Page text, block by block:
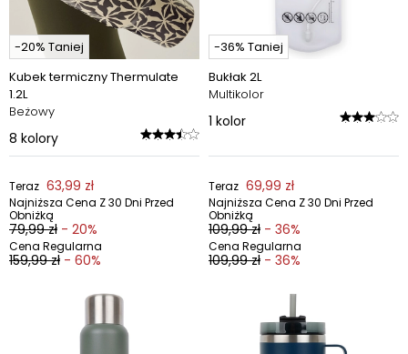
-20% Taniej
Kubek termiczny Thermulate
1.2L
Beżowy
8 kolory
Teraz 63,99 zł
Najniższa Cena Z 30 Dni Przed
Obniżką
79,99 zł - 20%
Cena Regularna
159,99 zł - 60%
-36% Taniej
Bukłak 2L
Multikolor
1 kolor
Teraz 69,99 zł
Najniższa Cena Z 30 Dni Przed
Obniżką
109,99 zł - 36%
Cena Regularna
109,99 zł - 36%